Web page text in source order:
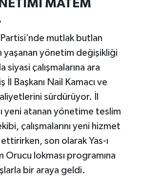
MATEM
mutlak butlan
yaşanan yönetim değişikliği
siyasi çalışmalarına ara
Başkanı Nail Kamacı ve
sürdürüyor. İl
yeni atanan yönetime teslim
çalışmalarını yeni hizmet
son olarak Yas-ı
lokması programına
bir araya geldi.